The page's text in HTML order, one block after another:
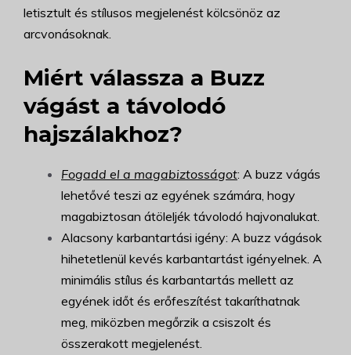
letisztult és stílusos megjelenést kölcsönöz az
arcvonásoknak.
Miért válassza a Buzz
vágást a távolodó
hajszálakhoz?
Fogadd el a magabiztosságot: A buzz vágás
lehetővé teszi az egyének számára, hogy
magabiztosan átöleljék távolodó hajvonalukat.
Alacsony karbantartási igény: A buzz vágások
hihetetlenül kevés karbantartást igényelnek. A
minimális stílus és karbantartás mellett az
egyének időt és erőfeszítést takaríthatnak
meg, miközben megőrzik a csiszolt és
összerakott megjelenést.